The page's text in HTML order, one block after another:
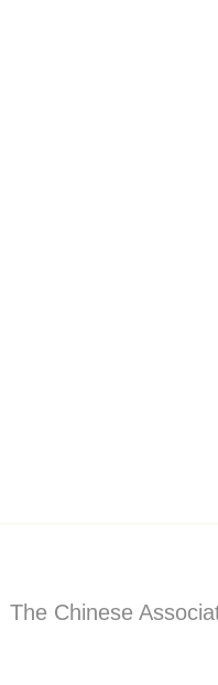
The Chinese